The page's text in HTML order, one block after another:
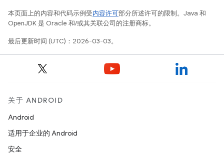
本页面上的内容和代码示例受内容许可部分所述许可的限制。Java 和
OpenJDK 是 Oracle 和/或其关联公司的注册商标。
最后更新时间 (UTC)：2026-03-03。
关于 ANDROID
Android
适用于企业的 Android
安全